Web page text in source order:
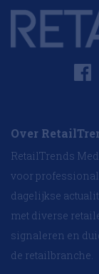
Over
RetailTrends
voor
dagelijkse
met diverse
signaleren en
de retailbranche.